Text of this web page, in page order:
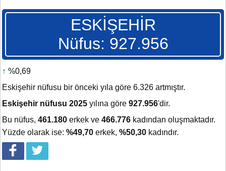
ESKİŞEHİR
Nüfus: 927.956
↑ %0,69
Eskişehir nüfusu bir önceki yıla göre 6.326 artmıştır.
Eskişehir nüfusu 2025 yılına göre 927.956'dir.
Bu nüfus, 461.180 erkek ve 466.776 kadından oluşmaktadır.
Yüzde olarak ise: %49,70 erkek, %50,30 kadındır.